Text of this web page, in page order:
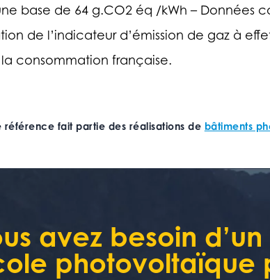
base de 64 g.CO2 éq /kWh – Données
de l’indicateur d’émission de gaz à
consommation française.
référence fait partie des réalisations de bâtiments
avez besoin
photovoltaïque